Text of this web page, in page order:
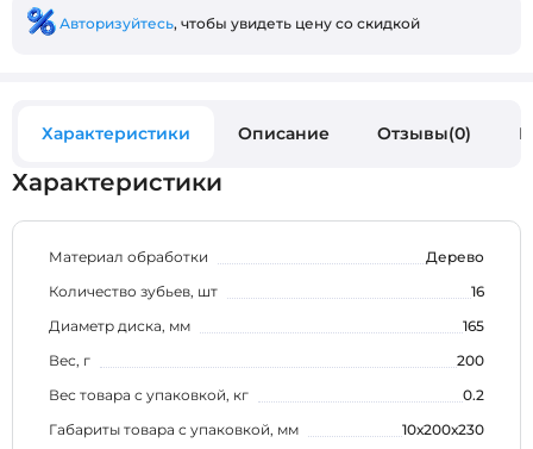
Авторизуйтесь, чтобы увидеть цену со скидкой
Характеристики Описание Отзывы(0)
Характеристики
Материал обработки
Дерево
Количество зубьев, шт
16
Диаметр диска, мм
165
Вес, г
200
Вес товара с упаковкой, кг
0.2
Габариты товара с упаковкой, мм
10х200х230